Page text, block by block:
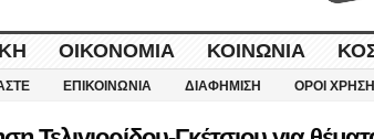
ΟΙΚΟΝΟΜΊΑ ΚΟΙΝΩΝΊΑ
ΕΠΙΚΟΙΝΩΝΊΑ ΔΙΑΦΉΜΙΣΗ ΌΡΟΙ